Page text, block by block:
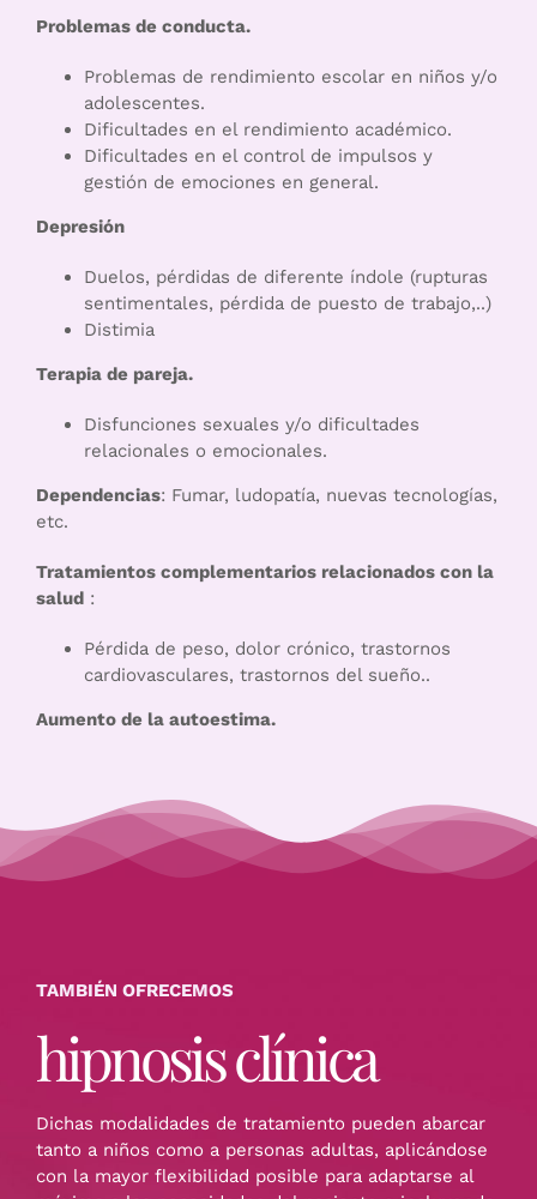
Problemas de conducta.
Problemas de rendimiento escolar en niños y/o
adolescentes.
Dificultades en el rendimiento académico.
Dificultades en el control de impulsos y
gestión de emociones en general.
Depresión
Duelos, pérdidas de diferente índole (rupturas
sentimentales, pérdida de puesto de trabajo,..)
Distimia
Terapia de pareja.
Disfunciones sexuales y/o dificultades
relacionales o emocionales.
Dependencias: Fumar, ludopatía, nuevas tecnologías,
etc.
Tratamientos complementarios relacionados con la
salud:
Pérdida de peso, dolor crónico, trastornos
cardiovasculares, trastornos del sueño..
Aumento de la autoestima.
TAMBIÉN OFRECEMOS
hipnosis clínica
Dichas modalidades de tratamiento pueden abarcar
tanto a niños como a personas adultas, aplicándose
con la mayor flexibilidad posible para adaptarse al